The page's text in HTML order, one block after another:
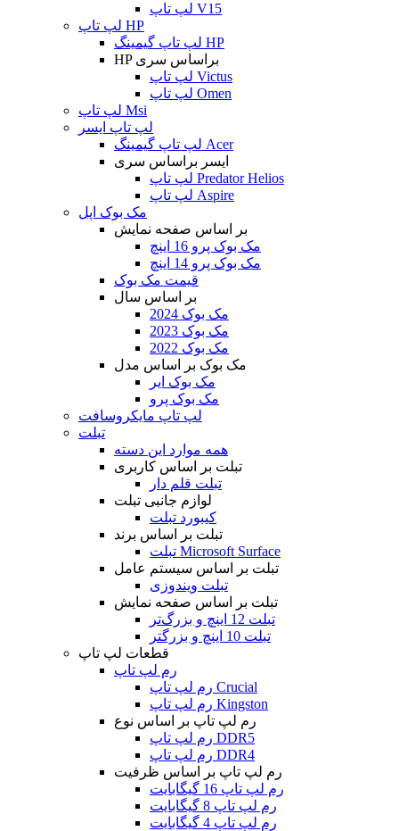
لپ تاپ V15
لپ تاپ HP
لپ تاپ گیمینگ HP
HP براساس سری
لپ تاپ Victus
لپ تاپ Omen
لپ تاپ Msi
لپ تاپ ایسر
لپ تاپ گیمینگ Acer
ایسر براساس سری
لپ تاپ Predator Helios
لپ تاپ Aspire
مک بوک اپل
بر اساس صفحه نمایش
مک بوک پرو 16 اینچ
مک بوک پرو 14 اینچ
قیمت مک بوک
بر اساس سال
مک بوک 2024
مک بوک 2023
مک بوک 2022
مک بوک بر اساس مدل
مک بوک ایر
مک بوک پرو
لپ تاپ مایکروسافت
تبلت
همه موارد این دسته
تبلت بر اساس کاربری
تبلت قلم دار
لوازم جانبی تبلت
کیبورد تبلت
تبلت بر اساس برند
تبلت Microsoft Surface
تبلت بر اساس سیستم عامل
تبلت ویندوزی
تبلت بر اساس صفحه نمایش
تبلت 12 اینچ و بزرگ‌تر
تبلت 10 اینچ و بزرگتر
قطعات لپ تاپ
رم لپ تاپ
رم لپ تاپ Crucial
رم لپ تاپ Kingston
رم لپ تاپ بر اساس نوع
رم لپ تاپ DDR5
رم لپ تاپ DDR4
رم لپ تاپ بر اساس ظرفیت
رم لپ تاپ 16 گیگابایت
رم لپ تاپ 8 گیگابایت
رم لپ تاپ 4 گیگابایت